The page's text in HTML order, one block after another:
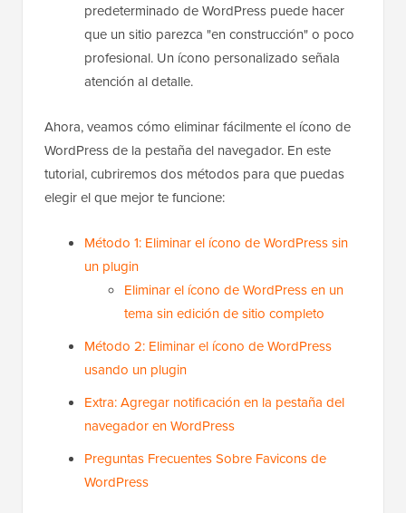
predeterminado de WordPress puede hacer
que un sitio parezca "en construcción" o poco
profesional. Un ícono personalizado señala
atención al detalle.
Ahora, veamos cómo eliminar fácilmente el ícono de
WordPress de la pestaña del navegador. En este
tutorial, cubriremos dos métodos para que puedas
elegir el que mejor te funcione:
Método 1: Eliminar el ícono de WordPress sin
un plugin
Eliminar el ícono de WordPress en un
tema sin edición de sitio completo
Método 2: Eliminar el ícono de WordPress
usando un plugin
Extra: Agregar notificación en la pestaña del
navegador en WordPress
Preguntas Frecuentes Sobre Favicons de
WordPress